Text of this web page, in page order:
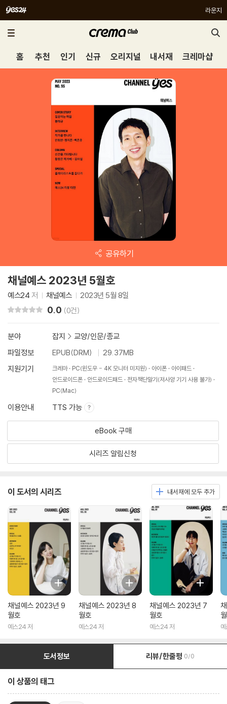
라운지
홈 추천 인기 신규 오리지널 내서재 크레마샵
공유하기
채널예스 2023년 5월호
예스24 저 채널예스 2023년 5월 8일
0.0 (0건)
분야 잡지 > 교양/인문/종교
파일정보
EPUB(DRM)
29.37MB
지원기기
크레마 PC(윈도우 - 4K 모니터 미지원) 아이폰
아이패드
안드로이드폰
안드로이드패드
전자책단말기(저사양 기기 사용 불가)
PC(Mac)
이용안내 TTS 가능
eBook 구매
시리즈 알림신청
이 도서의 시리즈 내서재에 모두 추가
채널예스 2023년 9
월호
예스24 저
채널예스 2023년 8
월호
예스24 저
채널예스 2023년 7
월호
예스24 저
도서정보 리뷰/한줄평 0/0
이 상품의 태그